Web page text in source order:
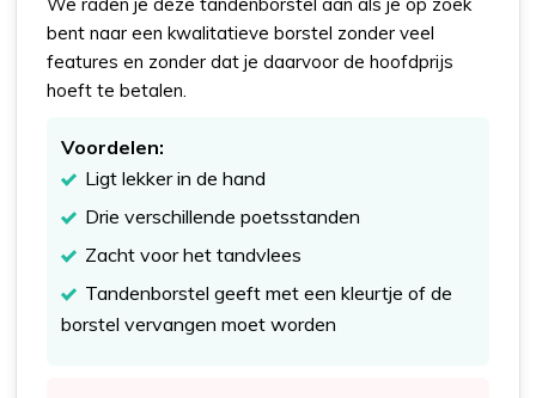
We raden je deze tandenborstel aan als je op zoek
bent naar een kwalitatieve borstel zonder veel
features en zonder dat je daarvoor de hoofdprijs
hoeft te betalen.
Voordelen:
Ligt lekker in de hand
Drie verschillende poetsstanden
Zacht voor het tandvlees
Tandenborstel geeft met een kleurtje of de
borstel vervangen moet worden